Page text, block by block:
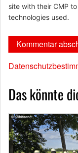
site with their CMP
technologies used.
Das könnte